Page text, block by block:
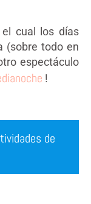
cual los días
(sobre todo en
espectáculo
!
de